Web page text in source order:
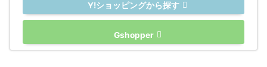
Y!ショッピングから探す
Gshopper